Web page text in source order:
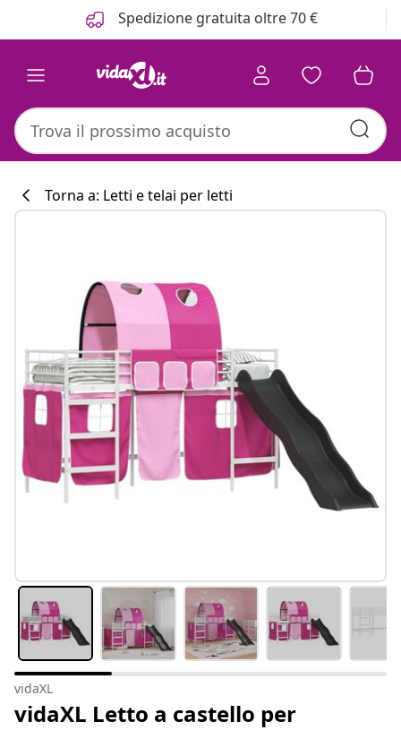
Spedizione gratuita oltre 70 €
Torna a: Letti e telai per letti
vidaXL
vidaXL Letto a castello per